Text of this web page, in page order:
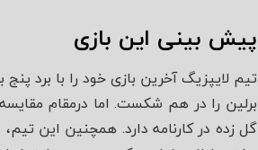
پیش بینی این بازی
تیم لایپزیگ آخرین بازی خود را با برد
برلین را در هم شکست. اما درمقام
گل زده در کارنامه دارد. همچنین این